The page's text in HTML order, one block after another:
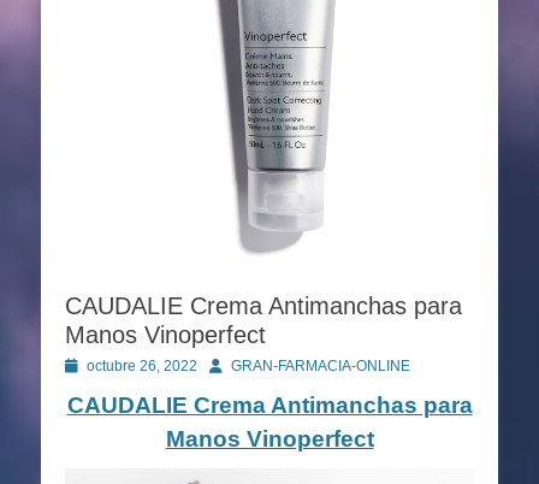
CAUDALIE Crema Antimanchas para
Manos Vinoperfect
Publicado
octubre 26, 2022 AutorGRAN-FARMACIA-ONLINE
CAUDALIE Crema Antimanchas para
Manos Vinoperfect